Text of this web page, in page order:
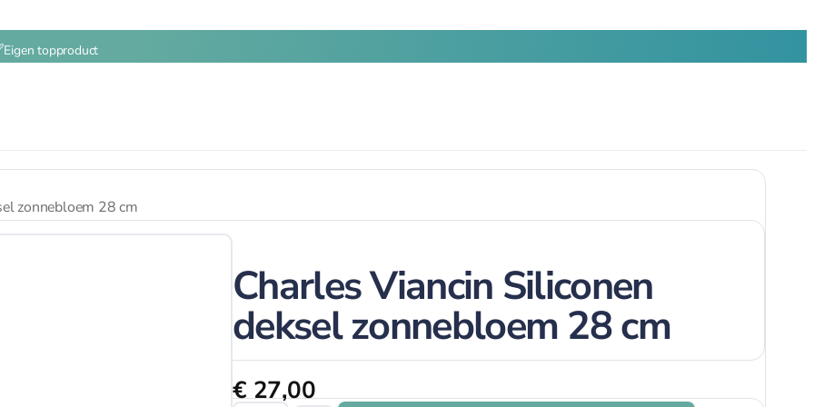
Eigen topproduct
zonnebloem 28 cm
Charles Viancin Siliconen
deksel zonnebloem 28 cm
€27,00